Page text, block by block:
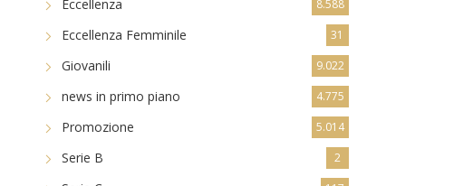
Eccellenza 8.588
Eccellenza Femminile 31
Giovanili 9.022
news in primo piano 4.775
Promozione 5.014
Serie B 2